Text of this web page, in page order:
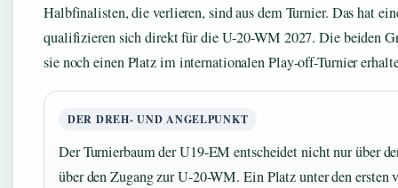
Halbfinalisten, die verlieren, sind aus dem Turnier. Das hat
qualifizieren sich direkt für die U-20-WM 2027. Die beiden
sie noch einen Platz im internationalen Play-off-Turnier
DER DREH- UND ANGELPUNKT
Der Turnierbaum der U19-EM entscheidet nicht nur über
über den Zugang zur U-20-WM. Ein Platz unter den ersten